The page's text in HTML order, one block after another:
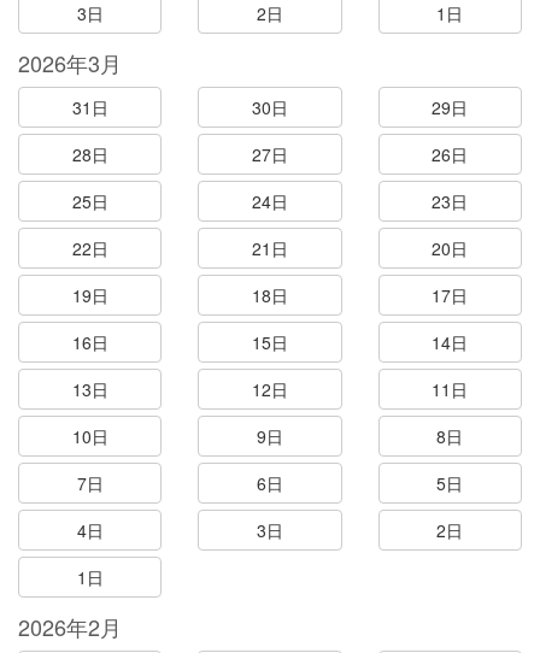
3日
2日 1日
2026年3月
31日 30日
29日
28日
27日
26日
25日
24日
23日
22日
21日
20日
19日
18日
17日
16日
15日
14日
13日
12日
11日
10日
9日
8日
7日
6日
5日
4日
3日
2日
1日
2026年2月